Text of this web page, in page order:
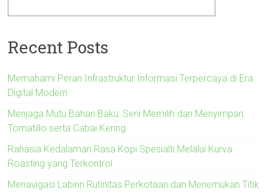
Recent Posts
Memahami Peran Infrastruktur Informasi Terpercaya di Era
Digital Modern
Menjaga Mutu Bahan Baku: Seni Memilih dan Menyimpan
Tomatillo serta Cabai Kering
Rahasia Kedalaman Rasa Kopi Spesialti Melalui Kurva
Roasting yang Terkontrol
Menavigasi Labirin Rutinitas Perkotaan dan Menemukan Titik